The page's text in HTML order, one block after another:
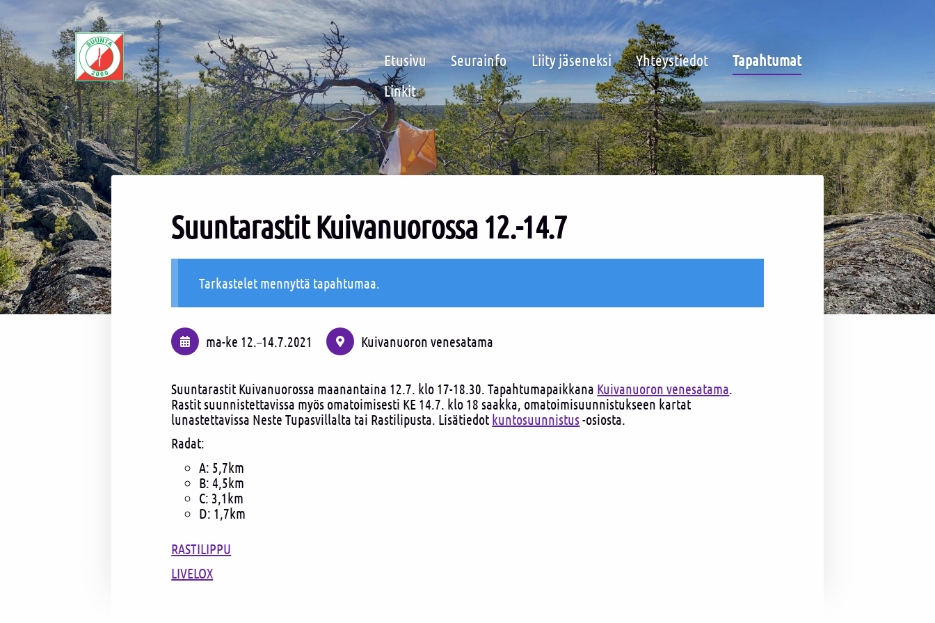
Siirry
sivun
sisältöön
Sivuston etusivulle Etusivu Seurainfo Liity jäseneksi Yhteystiedot
Tapahtumat
Linkit
Suuntarastit Kuivanuorossa 12.-14.7
Tarkastelet mennyttä tapahtumaa.
ma-ke 12.–14.7.2021 Kuivanuoron venesatama
Suuntarastit Kuivanuorossa maanantaina 12.7. klo 17-18.30. Tapahtumapaikkana Kuivanuoron venesatama
Rastit suunnistettavissa myös omatoimisesti KE 14.7. klo 18 saakka, omatoimisuunnistukseen kartat
lunastettavissa Neste Tupasvillalta tai Rastilipusta. Lisätiedot kuntosuunnistus-osiosta.
Radat:
A: 5,7km
B: 4,5km
C: 3,1km
D: 1,7km
RASTILIPPU
LIVELOX